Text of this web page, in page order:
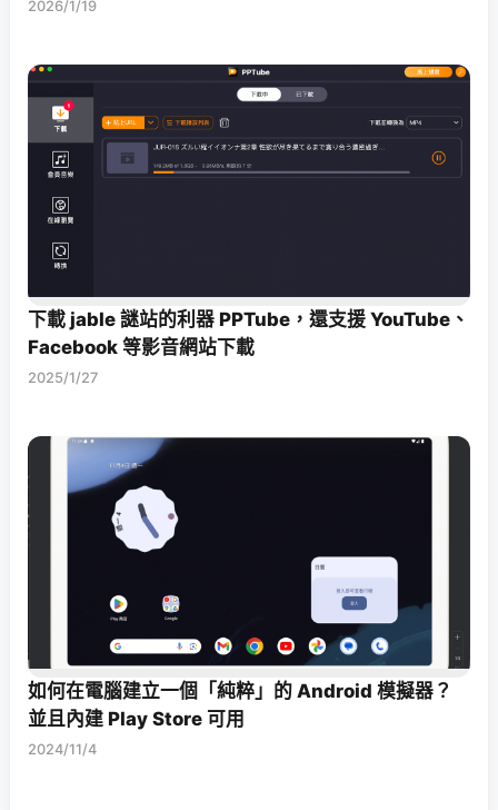
2026/1/19
下載 jable 謎站的利器 PPTube，還支援 YouTube、
Facebook 等影音網站下載
2025/1/27
如何在電腦建立一個「純粹」的 Android 模擬器？
並且內建 Play Store 可用
2024/11/4